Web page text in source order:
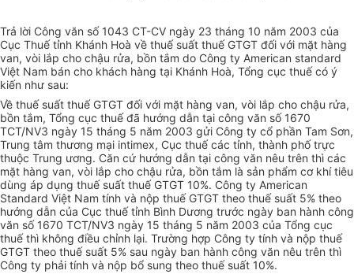
Trả lời Công văn số 1043 CT-CV ngày 23 tháng 10 năm 2003 của
Cục Thuế tỉnh Khánh Hoà về thuế suất thuế GTGT đối với mặt hàng
van, vòi lắp cho chậu rửa, bồn tắm do Công ty American standard
Việt Nam bán cho khách hàng tại Khánh Hoà, Tổng cục thuế có ý
kiến như sau:
Về thuế suất thuế GTGT đối với mặt hàng van, vòi lắp cho chậu rửa,
bồn tắm, Tổng cục thuế đã hướng dẫn tại công văn số 1670
TCT/NV3 ngày 15 tháng 5 năm 2003 gửi Công ty cổ phần Tam Sơn,
Trung tâm thương mại intimex, Cục thuế các tỉnh, thành phố trực
thuộc Trung ương. Căn cứ hướng dẫn tại công văn nêu trên thì các
mặt hàng van, vòi lắp cho chậu rửa, bồn tắm là sản phẩm cơ khí tiêu
dùng áp dụng thuế suất thuế GTGT 10%. Công ty American
Standard Việt Nam tính và nộp thuế GTGT theo thuế suất 5% theo
hướng dẫn của Cục thuế tỉnh Bình Dương trước ngày ban hành công
văn số 1670 TCT/NV3 ngày 15 tháng 5 năm 2003 của Tổng cục
thuế thì không điều chỉnh lại. Trường hợp Công ty tính và nộp thuế
GTGT theo thuế suất 5% sau ngày ban hành công văn nêu trên thì
Công ty phải tính và nộp bổ sung theo thuế suất 10%.